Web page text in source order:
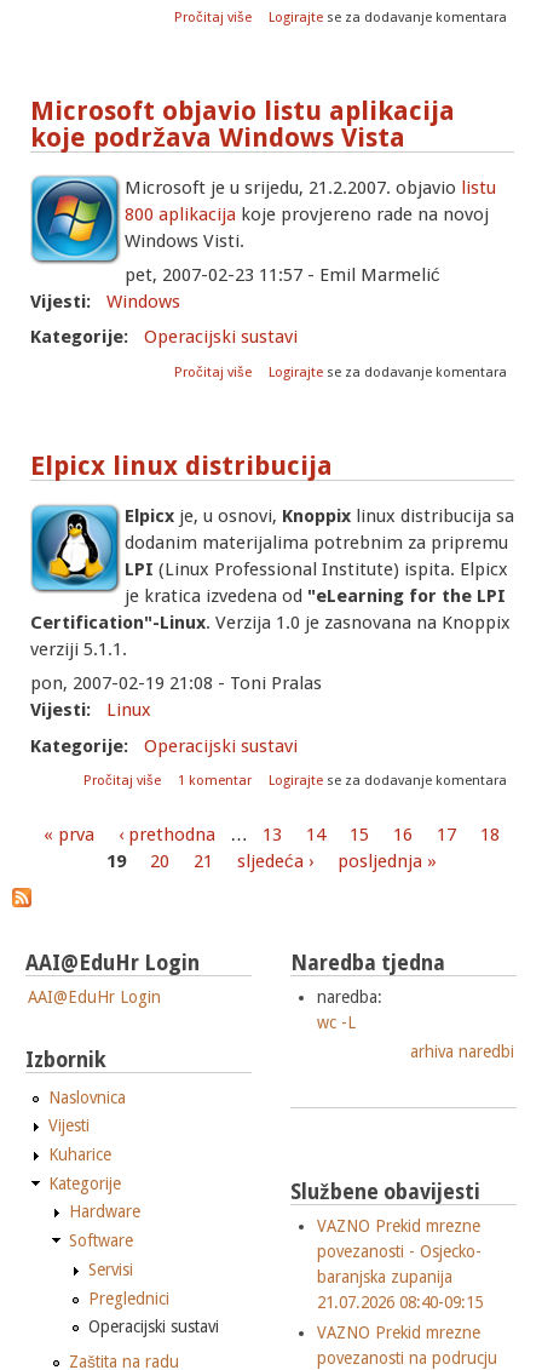
Pročitaj više o Linux konferencija u Zagrebu
Logirajte se za dodavanje komentara
Microsoft objavio listu aplikacija
koje podržava Windows Vista
Microsoft je u srijedu, 21.2.2007. objavio listu
800 aplikacija koje provjereno rade na novoj
Windows Visti.
pet, 2007-02-23 11:57 - Emil Marmelić
Vijesti:
Windows
Kategorije:
Operacijski sustavi
Pročitaj više
o Microsoft objavio listu aplikacija koje
Logirajte se za dodavanje komentara
Elpicx linux distribucija
Elpicx je, u osnovi, Knoppix linux distribucija sa
dodanim materijalima potrebnim za pripremu
LPI (Linux Professional Institute) ispita. Elpicx
je kratica izvedena od "eLearning for the LPI
Certification"-Linux. Verzija 1.0 je zasnovana na Knoppix
verziji 5.1.1.
pon, 2007-02-19 21:08 - Toni Pralas
Vijesti:
Linux
Kategorije:
Operacijski sustavi
Pročitaj više o Elpicx linux distribucija
1 komentar Logirajte se za dodavanje komentara
Stranice
« prva ‹ prethodna … 13 14 15 16 17
18
19
20 21 sljedeća › posljednja »
AAI@EduHr Login
AAI@EduHr Login
Izbornik
Naslovnica
Vijesti
Kuharice
Kategorije
Hardware
Software
Servisi
Preglednici
Operacijski sustavi
Zaštita na radu
Naredba tjedna
naredba:
wc -L
arhiva naredbi
Službene obavijesti
VAZNO Prekid mrezne
povezanosti - Osjecko-
baranjska zupanija
21.07.2026 08:40-09:15
VAZNO Prekid mrezne
povezanosti na podrucju